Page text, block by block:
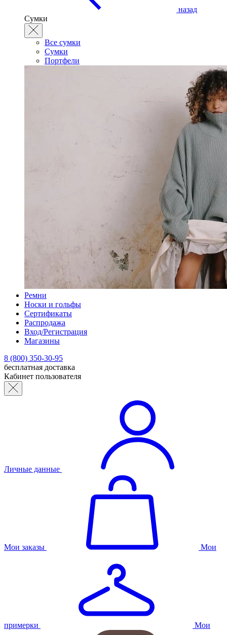
назад
Сумки
Все сумки
Сумки
Портфели
Ремни
Носки и гольфы
Сертификаты
Распродажа
Вход/Регистрация
Магазины
8 (800) 350-30-95
бесплатная доставка
Кабинет пользователя
Личные данные
Мои заказы Мои
примерки Мои